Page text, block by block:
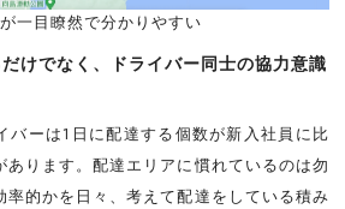
一目瞭然で分かりやすい
けでなく、ドライバー同士の協力意識
バーは1日に配達する個数が新入社員に比
ります。配達エリアに慣れているのは勿
的かを日々、考えて配達をしている積み